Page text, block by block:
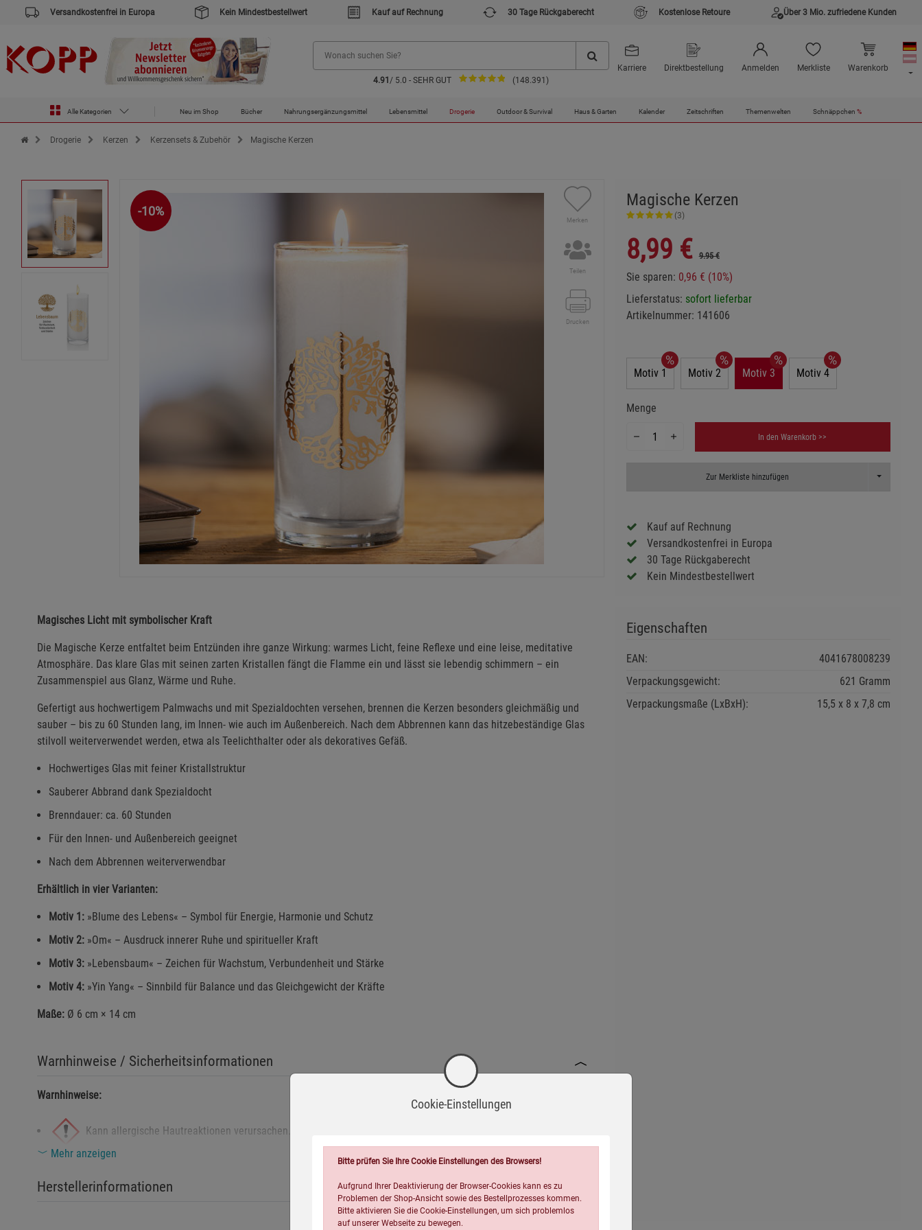
Versandkostenfrei in Europa Kein Mindestbestellwert Kauf auf Rechnung 30 Tage Rückgaberecht Kostenlose Retoure Über 3 Mio. zufriedene Kunden
4.91 / 5.0 - SEHR GUT (148.391)
Karriere Direktbestellung Anmelden Merkliste Warenkorb
Alle Kategorien Neu im Shop Bücher Nahrungsergänzungsmittel Lebensmittel Drogerie Outdoor & Survival Haus & Garten Kalender Zeitschriften Themenwelten Schnäppchen %
Zur Startseite des Kopp Verlag Online-Shop
Drogerie Kerzen Kerzensets & Zubehör Magische Kerzen
-10%
Merken
Teilen
Drucken
Magische Kerzen
(3)
8,99 € 9.95 €
Sie sparen: 0,96 € (10%)
Lieferstatus: sofort lieferbar
Artikelnummer: 141606
Motiv 1 Motiv 2 Motiv 3 Motiv 4
Menge
In den Warenkorb >>
Zur Merkliste hinzufügen Toggle
Kauf auf Rechnung
Versandkostenfrei in Europa
30 Tage Rückgaberecht
Kein Mindestbestellwert
Magisches Licht mit symbolischer Kraft
Die Magische Kerze entfaltet beim Entzünden ihre ganze Wirkung: warmes Licht, feine Reflexe und eine leise, meditative
Atmosphäre. Das klare Glas mit seinen zarten Kristallen fängt die Flamme ein und lässt sie lebendig schimmern – ein
Zusammenspiel aus Glanz, Wärme und Ruhe.
Gefertigt aus hochwertigem Palmwachs und mit Spezialdochten versehen, brennen die Kerzen besonders gleichmäßig und
sauber – bis zu 60 Stunden lang, im Innen- wie auch im Außenbereich. Nach dem Abbrennen kann das hitzebeständige Glas
stilvoll weiterverwendet werden, etwa als Teelichthalter oder als dekoratives Gefäß.
Hochwertiges Glas mit feiner Kristallstruktur
Sauberer Abbrand dank Spezialdocht
Brenndauer: ca. 60 Stunden
Für den Innen- und Außenbereich geeignet
Nach dem Abbrennen weiterverwendbar
Erhältlich in vier Varianten:
Motiv 1: »Blume des Lebens« – Symbol für Energie, Harmonie und Schutz
Motiv 2: »Om« – Ausdruck innerer Ruhe und spiritueller Kraft
Motiv 3: »Lebensbaum« – Zeichen für Wachstum, Verbundenheit und Stärke
Motiv 4: »Yin Yang« – Sinnbild für Balance und das Gleichgewicht der Kräfte
Maße: Ø 6 cm × 14 cm
Warnhinweise / Sicherheitsinformationen
Warnhinweise:
Kann allergische Hautreaktionen verursachen.
Von Kindern und Haustieren fernhalten.
Mehr anzeigen
Herstellerinformationen
Eigenschaften
EAN:
4041678008239
Verpackungsgewicht:
621 Gramm
Verpackungsmaße (LxBxH):
15,5 8 7,8 cm
Cookie-Einstellungen
Bitte prüfen Sie Ihre Cookie Einstellungen des Browsers!
Aufgrund Ihrer Deaktivierung der Browser-Cookies kann es zu
Problemen der Shop-Ansicht sowie des Bestellprozesses kommen.
Bitte aktivieren Sie die Cookie-Einstellungen, um sich problemlos
auf unserer Webseite zu bewegen.